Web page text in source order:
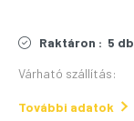
Raktáron : 5 db
Várható szállítás:
További adatok